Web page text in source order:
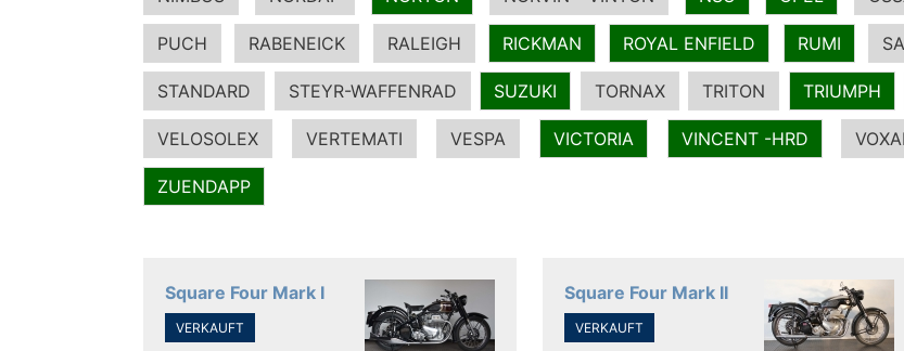
PUCH RABENEICK RALEIGH RICKMAN ROYAL ENFIELD RUMI
STANDARD STEYR-WAFFENRAD SUZUKI TORNAX TRITON TRIUMPH
VELOSOLEX VERTEMATI VESPA VICTORIA VINCENT -HRD
ZUENDAPP
Square Four Mark I
VERKAUFT
Square Four Mark II
VERKAUFT